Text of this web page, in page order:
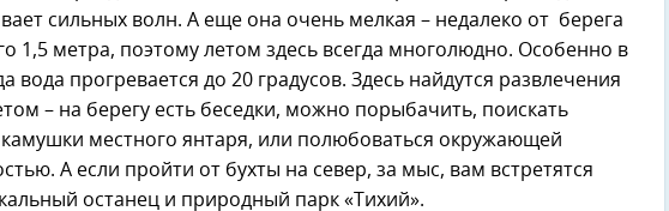
сильных волн. А еще она очень мелкая – недалеко от берега
1,5 метра, поэтому летом здесь всегда многолюдно. Особенно в
вода прогревается до 20 градусов. Здесь найдутся развлечения
– на берегу есть беседки, можно порыбачить, поискать
камушки местного янтаря, или полюбоваться окружающей
А если пройти от бухты на север, за мыс, вам встретятся
останец и природный парк «Тихий».